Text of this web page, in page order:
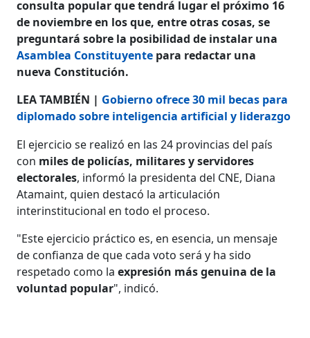
consulta popular que tendrá lugar el próximo 16
de noviembre en los que, entre otras cosas, se
preguntará sobre la posibilidad de instalar una
Asamblea Constituyente para redactar una
nueva Constitución.
LEA TAMBIÉN | Gobierno ofrece 30 mil becas para
diplomado sobre inteligencia artificial y liderazgo
El ejercicio se realizó en las 24 provincias del país
con miles de policías, militares y servidores
electorales, informó la presidenta del CNE, Diana
Atamaint, quien destacó la articulación
interinstitucional en todo el proceso.
"Este ejercicio práctico es, en esencia, un mensaje
de confianza de que cada voto será y ha sido
respetado como la expresión más genuina de la
voluntad popular", indicó.